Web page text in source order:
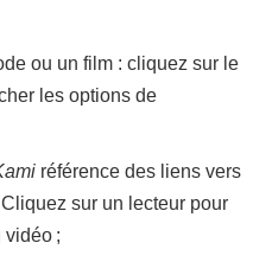
ou un film : cliquez sur le
les options de
référence des liens vers
sur un lecteur pour
vidéo ;